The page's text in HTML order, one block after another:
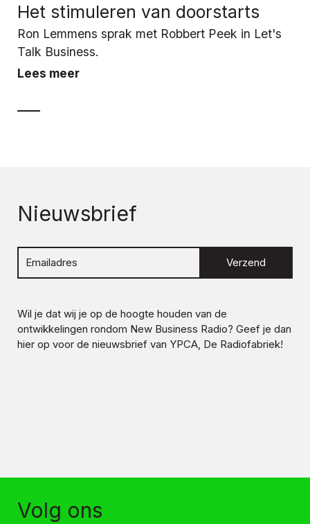
Het stimuleren van doorstarts
Ron Lemmens sprak met Robbert Peek in Let's
Talk Business.
Lees meer
Nieuwsbrief
Verzend
Wil je dat wij je op de hoogte houden van de
ontwikkelingen rondom New Business Radio? Geef je dan
hier op voor de nieuwsbrief van YPCA, De Radiofabriek!
Volg ons